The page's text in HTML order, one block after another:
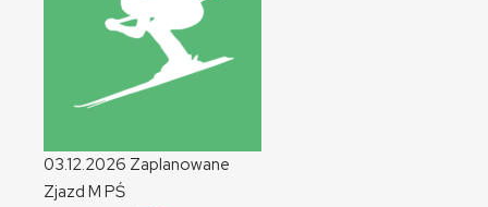
03.12.2026 Zaplanowane
Zjazd M PŚ